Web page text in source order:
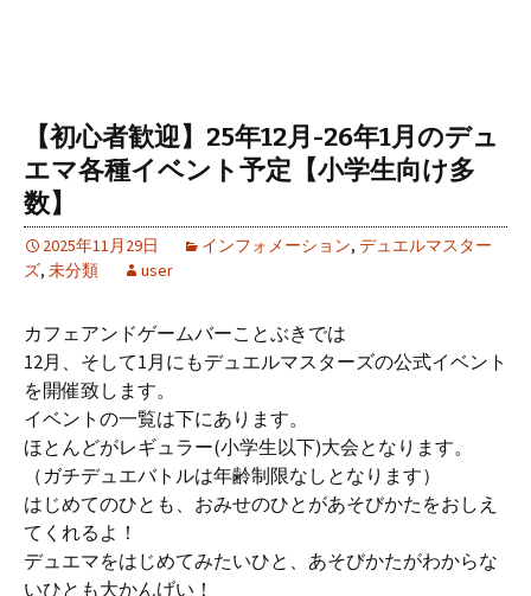
【初心者歓迎】25年12月-26年1月のデュ
エマ各種イベント予定【小学生向け多
数】
2025年11月29日 インフォメーション, デュエルマスター
ズ, 未分類 user
カフェアンドゲームバーことぶきでは
12月、そして1月にもデュエルマスターズの公式イベント
を開催致します。
イベントの一覧は下にあります。
ほとんどがレギュラー(小学生以下)大会となります。
（ガチデュエバトルは年齢制限なしとなります）
はじめてのひとも、おみせのひとがあそびかたをおしえ
てくれるよ！
デュエマをはじめてみたいひと、あそびかたがわからな
いひとも大かんげい！